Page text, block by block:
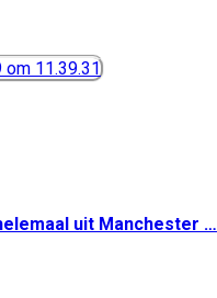
uit Manchester …